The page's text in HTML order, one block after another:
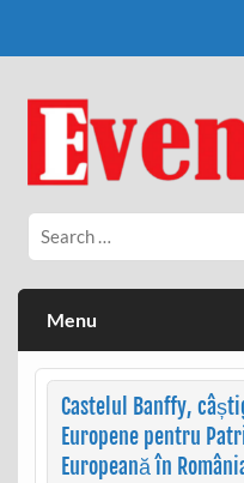
Eveniment
Menu
Castelul Banffy,
Europene pentru
Europeană în